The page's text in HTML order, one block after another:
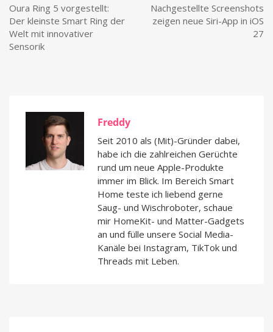
Oura Ring 5 vorgestellt:
Der kleinste Smart Ring der
Welt mit innovativer
Sensorik
Nachgestellte Screenshots
zeigen neue Siri-App in iOS
27
Freddy
Seit 2010 als (Mit)-Gründer dabei,
habe ich die zahlreichen Gerüchte
rund um neue Apple-Produkte
immer im Blick. Im Bereich Smart
Home teste ich liebend gerne
Saug- und Wischroboter, schaue
mir HomeKit- und Matter-Gadgets
an und fülle unsere Social Media-
Kanäle bei Instagram, TikTok und
Threads mit Leben.